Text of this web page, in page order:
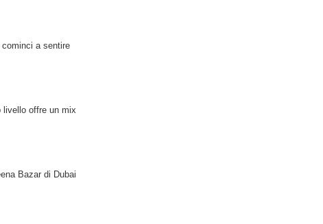
a sentire
livello offre un mix
Bazar di Dubai